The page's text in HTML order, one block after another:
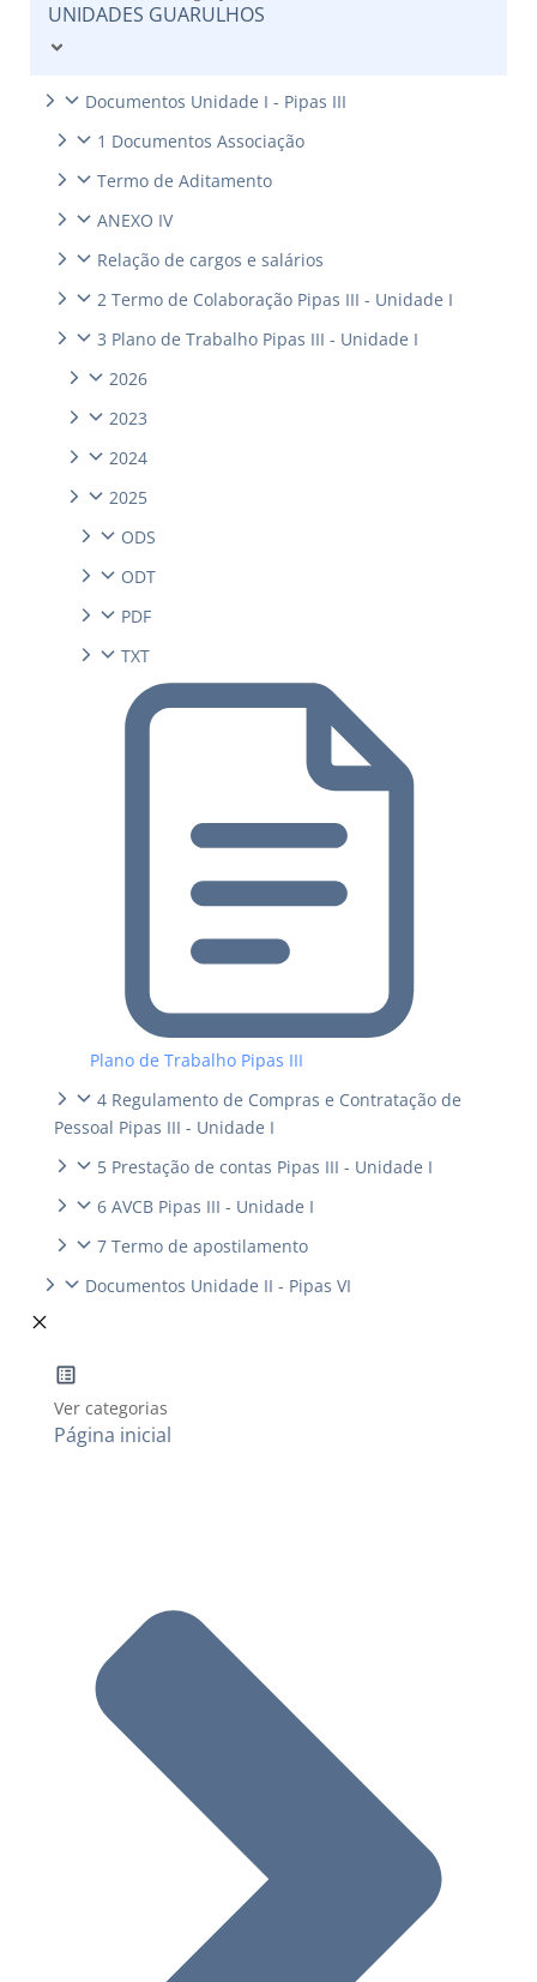
UNIDADES GUARULHOS
Documentos Unidade I - Pipas III
1 Documentos Associação
Termo de Aditamento
ANEXO IV
Relação de cargos e salários
2 Termo de Colaboração Pipas III - Unidade I
3 Plano de Trabalho Pipas III - Unidade I
2026
2023
2024
2025
ODS
ODT
PDF
TXT
Plano de Trabalho Pipas III
4 Regulamento de Compras e Contratação de
Pessoal Pipas III - Unidade I
5 Prestação de contas Pipas III - Unidade I
6 AVCB Pipas III - Unidade I
7 Termo de apostilamento
Documentos Unidade II - Pipas VI
Ver categorias
Página inicial